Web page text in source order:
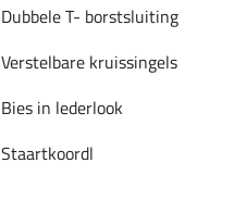
Dubbele T- borstsluiting
Verstelbare kruissingels
Bies in lederlook
Staartkoordl